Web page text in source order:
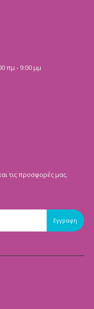
πμ - 9:00 μμ
τις προσφορές μας.